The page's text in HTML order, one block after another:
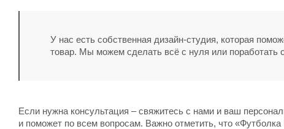
У нас есть собственная дизайн-студия, которая
товар. Мы можем сделать всё с нуля или поработать
Если нужна консультация – свяжитесь с нами и ваш
и поможет по всем вопросам. Важно отметить, что